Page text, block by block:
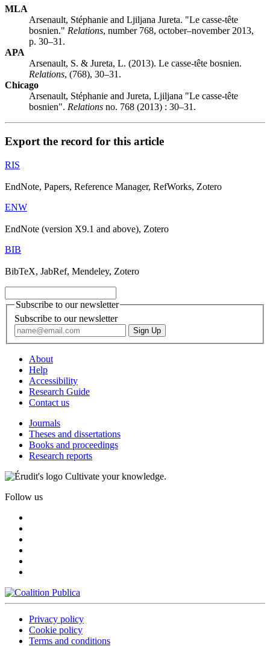
MLA
Arsenault, Stéphanie and Ljiljana Jureta. "Le casse-tête
bosnien." Relations, number 768, october–november 2013,
p. 30–31.
APA
Arsenault, S. & Jureta, L. (2013). Le casse-tête bosnien.
Relations, (768), 30–31.
Chicago
Arsenault, Stéphanie and Jureta, Ljiljana "Le casse-tête
bosnien". Relations no. 768 (2013) : 30–31.
Export the record for this article
RIS
EndNote, Papers, Reference Manager, RefWorks, Zotero
ENW
EndNote (version X9.1 and above), Zotero
BIB
BibTeX, JabRef, Mendeley, Zotero
Subscribe to our newsletter
Subscribe to our newsletter
About
Help
Accessibility
Research Guide
Contact us
Journals
Theses and dissertations
Books and proceedings
Research reports
Cultivate your knowledge.
Follow us
Privacy policy
Cookie policy
Terms and conditions